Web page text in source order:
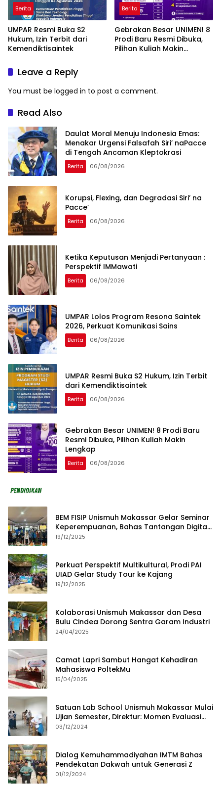
Berita
UMPAR Resmi Buka S2
Hukum, Izin Terbit dari
Kemendiktisaintek
Berita
Gebrakan Besar UNIMEN! 8
Prodi Baru Resmi Dibuka,
Pilihan Kuliah Makin
Leave a Reply
You must be logged in to post a comment.
Read Also
Daulat Moral Menuju Indonesia Emas:
Menakar Urgensi Falsafah Siri’ naPacce
di Tengah Ancaman Kleptokrasi
Berita 06/08/2026
Korupsi, Flexing, dan Degradasi Siri’ na
Pacce’
Berita 06/08/2026
Ketika Keputusan Menjadi Pertanyaan :
Perspektif IMMawati
Berita 06/08/2026
UMPAR Lolos Program Resona Saintek
2026, Perkuat Komunikasi Sains
Berita 06/08/2026
UMPAR Resmi Buka S2 Hukum, Izin Terbit
dari Kemendiktisaintek
Berita 06/08/2026
Gebrakan Besar UNIMEN! 8 Prodi Baru
Resmi Dibuka, Pilihan Kuliah Makin
Lengkap
Berita 06/08/2026
BEM FISIP Unismuh Makassar Gelar Seminar
Keperempuanan, Bahas Tantangan Digital
dan Budaya Lokal
19/12/2025
Perkuat Perspektif Multikultural, Prodi PAI
UIAD Gelar Study Tour ke Kajang
19/12/2025
Kolaborasi Unismuh Makassar dan Desa
Bulu Cindea Dorong Sentra Garam Industri
24/04/2025
Camat Lapri Sambut Hangat Kehadiran
Mahasiswa PoltekMu
15/04/2025
Satuan Lab School Unismuh Makassar Mulai
Ujian Semester, Direktur: Momen Evaluasi
Proses Pembelajaran
03/12/2024
Dialog Kemuhammadiyahan IMTM Bahas
Pendekatan Dakwah untuk Generasi Z
01/12/2024